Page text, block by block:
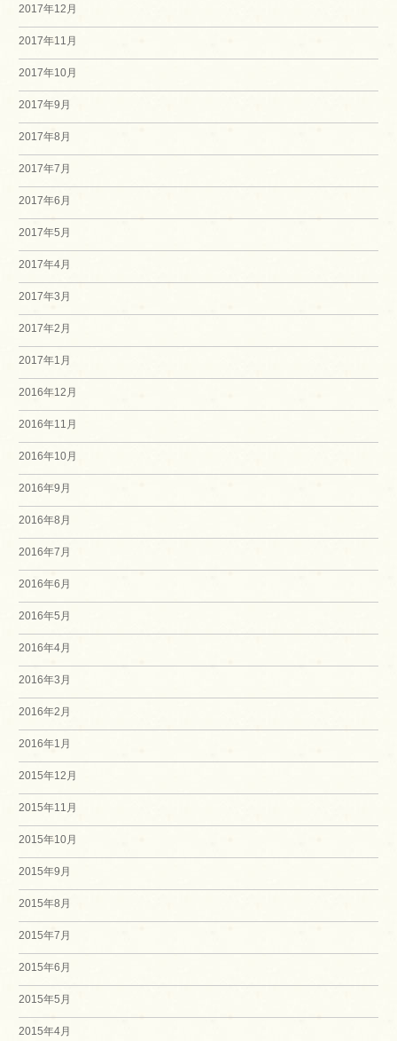
2017年12月
2017年11月
2017年10月
2017年9月
2017年8月
2017年7月
2017年6月
2017年5月
2017年4月
2017年3月
2017年2月
2017年1月
2016年12月
2016年11月
2016年10月
2016年9月
2016年8月
2016年7月
2016年6月
2016年5月
2016年4月
2016年3月
2016年2月
2016年1月
2015年12月
2015年11月
2015年10月
2015年9月
2015年8月
2015年7月
2015年6月
2015年5月
2015年4月